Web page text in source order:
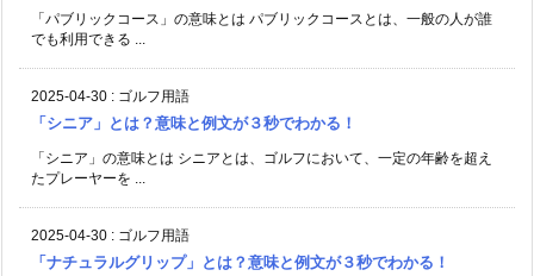
「パブリックコース」の意味とは パブリックコースとは、一般の人が誰
でも利用できる ...
2025-04-30 : ゴルフ用語
「シニア」とは？意味と例文が３秒でわかる！
「シニア」の意味とは シニアとは、ゴルフにおいて、一定の年齢を超え
たプレーヤーを ...
2025-04-30 : ゴルフ用語
「ナチュラルグリップ」とは？意味と例文が３秒でわかる！